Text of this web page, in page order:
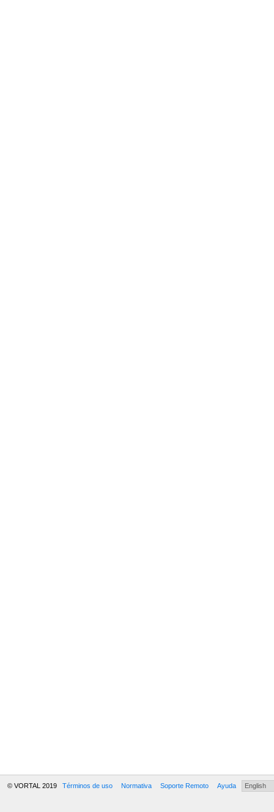
© VORTAL 2019 Términos de uso Normativa Soporte Remoto Ayuda